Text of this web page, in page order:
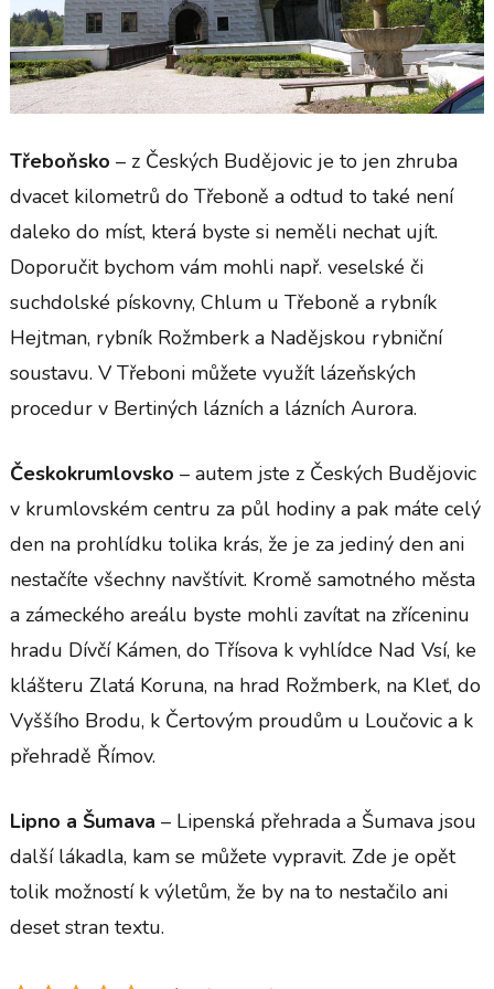
Třeboňsko – z Českých Budějovic je to jen zhruba
dvacet kilometrů do Třeboně a odtud to také není
daleko do míst, která byste si neměli nechat ujít.
Doporučit bychom vám mohli např. veselské či
suchdolské pískovny, Chlum u Třeboně a rybník
Hejtman, rybník Rožmberk a Nadějskou rybniční
soustavu. V Třeboni můžete využít lázeňských
procedur v Bertiných lázních a lázních Aurora.
Českokrumlovsko – autem jste z Českých Budějovic
v krumlovském centru za půl hodiny a pak máte celý
den na prohlídku tolika krás, že je za jediný den ani
nestačíte všechny navštívit. Kromě samotného města
a zámeckého areálu byste mohli zavítat na zříceninu
hradu Dívčí Kámen, do Třísova k vyhlídce Nad Vsí, ke
klášteru Zlatá Koruna, na hrad Rožmberk, na Kleť, do
Vyššího Brodu, k Čertovým proudům u Loučovic a k
přehradě Římov.
Lipno a Šumava – Lipenská přehrada a Šumava jsou
další lákadla, kam se můžete vypravit. Zde je opět
tolik možností k výletům, že by na to nestačilo ani
deset stran textu.